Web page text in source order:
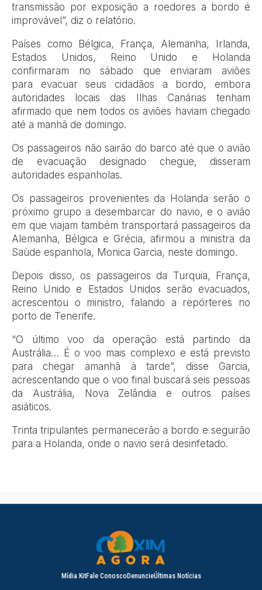
transmissão por exposição a roedores a bordo é
improvável”, diz o relatório.
Países como Bélgica, França, Alemanha, Irlanda,
Estados Unidos, Reino Unido e Holanda
confirmaram no sábado que enviaram aviões
para evacuar seus cidadãos a bordo, embora
autoridades locais das Ilhas Canárias tenham
afirmado que nem todos os aviões haviam chegado
até a manhã de domingo.
Os passageiros não sairão do barco até que o avião
de evacuação designado chegue, disseram
autoridades espanholas.
Os passageiros provenientes da Holanda serão o
próximo grupo a desembarcar do navio, e o avião
em que viajam também transportará passageiros da
Alemanha, Bélgica e Grécia, afirmou a ministra da
Saúde espanhola, Monica Garcia, neste domingo.
Depois disso, os passageiros da Turquia, França,
Reino Unido e Estados Unidos serão evacuados,
acrescentou o ministro, falando a repórteres no
porto de Tenerife.
“O último voo da operação está partindo da
Austrália… É o voo mais complexo e está previsto
para chegar amanhã à tarde”, disse Garcia,
acrescentando que o voo final buscará seis pessoas
da Austrália, Nova Zelândia e outros países
asiáticos.
Trinta tripulantes permanecerão a bordo e seguirão
para a Holanda, onde o navio será desinfetado.
Mídia KitFale Conosco DenuncieÚltimas Notícias